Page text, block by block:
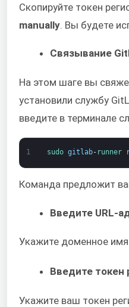
Скопируйте токен
manually . Вы будете
Связывание
На этом шаге вы
установили службу
введите в терминале
1 sudo gitlab- runner
Команда предложит
Введите URL-
Укажите доменное
Введите токен
Укажите ваш токен